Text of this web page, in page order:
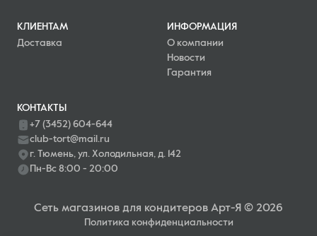
КЛИЕНТАМ
Доставка
ИНФОРМАЦИЯ
О компании
Новости
Гарантия
КОНТАКТЫ
+7 (3452) 604-644
club-tort@mail.ru
г. Тюмень, ул. Холодильная, д. 142
Пн-Вс 8:00 - 20:00
Сеть магазинов для кондитеров Арт-Я © 2026
Политика конфиденциальности